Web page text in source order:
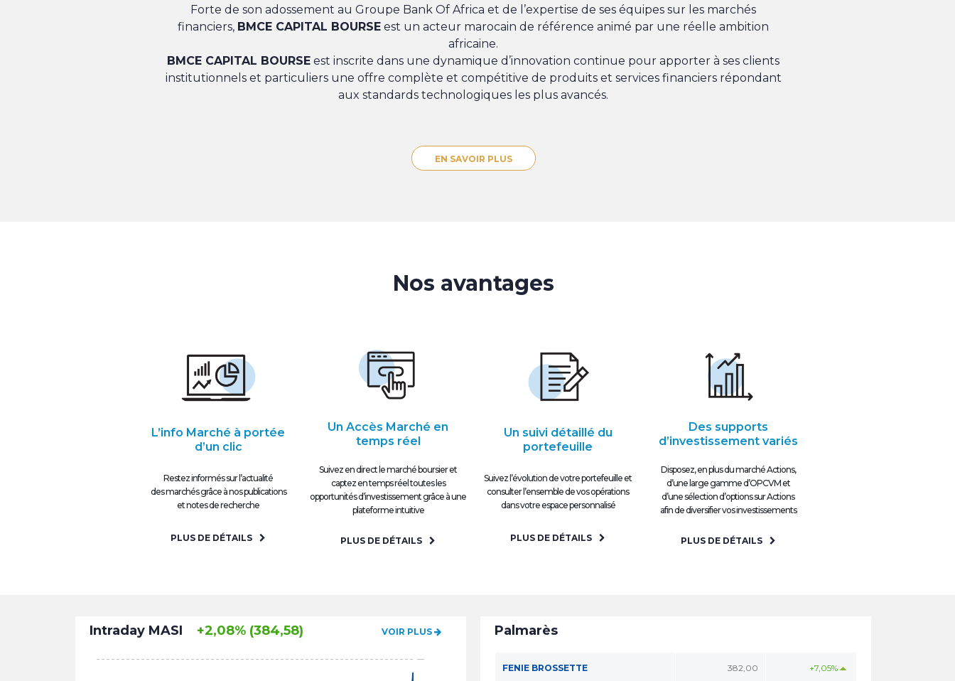
Forte de son adossement au Groupe Bank Of Africa et de l’expertise de ses équipes sur les marchés
financiers, BMCE CAPITAL BOURSE est un acteur marocain de référence animé par une réelle ambition
africaine.
BMCE CAPITAL BOURSE est inscrite dans une dynamique d’innovation continue pour apporter à ses clients
institutionnels et particuliers une offre complète et compétitive de produits et services financiers répondant
aux standards technologiques les plus avancés.
EN SAVOIR PLUS
Nos avantages
L’info Marché à portée
d’un clic
Restez informés sur l’actualité
des marchés grâce à nos publications
et notes de recherche
PLUS DE DÉTAILS
Un Accès Marché en
temps réel
Suivez en direct le marché boursier et
captez en temps réel toutes les
opportunités d’investissement grâce à une
plateforme intuitive
PLUS DE DÉTAILS
Un suivi détaillé du
portefeuille
Suivez l’évolution de votre portefeuille et
consulter l’ensemble de vos opérations
dans votre espace personnalisé
PLUS DE DÉTAILS
Des supports
d’investissement variés
Disposez, en plus du marché Actions,
d’une large gamme d’OPCVM et
d’une sélection d’options sur Actions
afin de diversifier vos investissements
PLUS DE DÉTAILS
Intraday MASI +2,08% (384,58) VOIR PLUS Palmarès
FENIE BROSSETTE 382,00 +7,05%